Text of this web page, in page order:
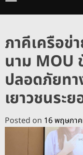
า
ว
ภาคีเครือข่
นาม MOU
ปลอดภัยทา
เยาวชนระย
Posted on 16 พฤษภา